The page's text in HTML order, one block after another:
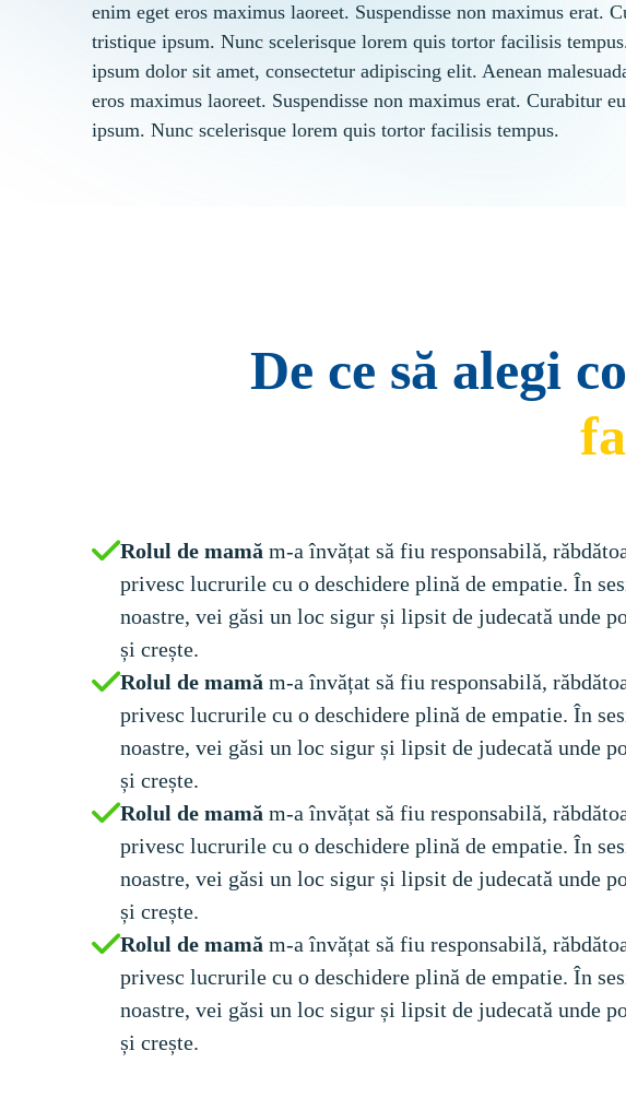
enim eget eros maximus laoreet. Suspendisse non maximus erat.
tristique ipsum. Nunc scelerisque lorem quis tortor facilisis
ipsum dolor sit amet, consectetur adipiscing elit. Aenean
eros maximus laoreet. Suspendisse non maximus erat. Curabitur
ipsum. Nunc scelerisque lorem quis tortor facilisis tempus.
De ce să alegi
Rolul de mamă m-a învățat să fiu responsabilă,
privesc lucrurile cu o deschidere plină de empatie. În
noastre, vei găsi un loc sigur și lipsit de judecată unde
și crește.
Rolul de mamă m-a învățat să fiu responsabilă,
privesc lucrurile cu o deschidere plină de empatie. În
noastre, vei găsi un loc sigur și lipsit de judecată unde
și crește.
Rolul de mamă m-a învățat să fiu responsabilă,
privesc lucrurile cu o deschidere plină de empatie. În
noastre, vei găsi un loc sigur și lipsit de judecată unde
și crește.
Rolul de mamă m-a învățat să fiu responsabilă,
privesc lucrurile cu o deschidere plină de empatie. În
noastre, vei găsi un loc sigur și lipsit de judecată unde
și crește.